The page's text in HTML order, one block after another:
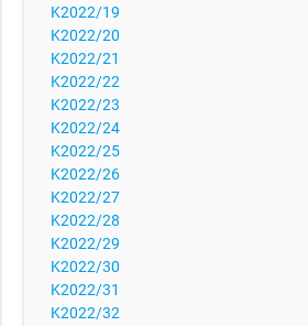
K2022/19
K2022/20
K2022/21
K2022/22
K2022/23
K2022/24
K2022/25
K2022/26
K2022/27
K2022/28
K2022/29
K2022/30
K2022/31
K2022/32